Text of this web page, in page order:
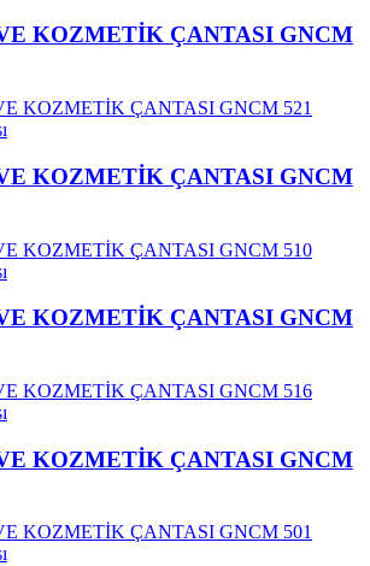
KOZMETİK ÇANTASI GNCM
KOZMETİK ÇANTASI GNCM
KOZMETİK ÇANTASI GNCM
KOZMETİK ÇANTASI GNCM